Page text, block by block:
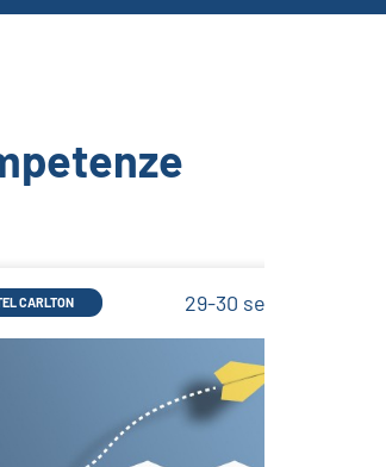
CARLTON 29-30 settembre